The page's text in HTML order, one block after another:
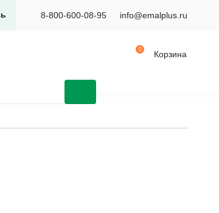
8-800-600-08-95 info@emalplus.ru
Корзина